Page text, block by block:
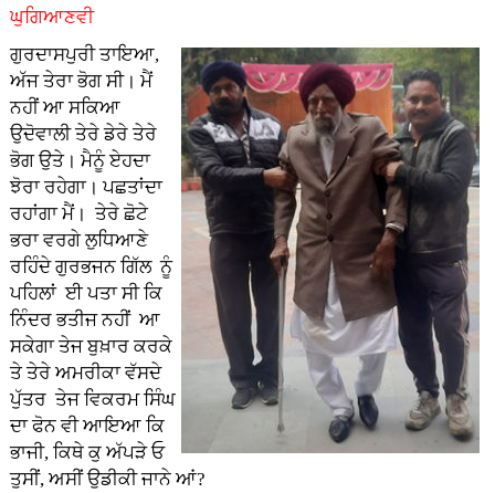
ਘੁਗਿਆਣਵੀ
ਗੁਰਦਾਸਪੁਰੀ ਤਾਇਆ,
ਅੱਜ ਤੇਰਾ ਭੋਗ ਸੀ। ਮੈਂ
ਨਹੀਂ ਆ ਸਕਿਆ
ਉਦੋਵਾਲੀ ਤੇਰੇ ਡੇਰੇ ਤੇਰੇ
ਭੋਗ ਉਤੇ। ਮੈਨੂੰ ਏਹਦਾ
ਝੋਰਾ ਰਹੇਗਾ। ਪਛਤਾਂਦਾ
ਰਹਾਂਗਾ ਮੈਂ। ਤੇਰੇ ਛੋਟੇ
ਭਰਾ ਵਰਗੇ ਲੁਧਿਆਣੇ
ਰਹਿੰਦੇ ਗੁਰਭਜਨ ਗਿੱਲ ਨੂੰ
ਪਹਿਲਾਂ ਈ ਪਤਾ ਸੀ ਕਿ
ਨਿੰਦਰ ਭਤੀਜ ਨਹੀਂ ਆ
ਸਕੇਗਾ ਤੇਜ ਬੁਖ਼ਾਰ ਕਰਕੇ
ਤੇ ਤੇਰੇ ਅਮਰੀਕਾ ਵੱਸਦੇ
ਪੁੱਤਰ ਤੇਜ ਵਿਕਰਮ ਸਿੰਘ
ਦਾ ਫੋਨ ਵੀ ਆਇਆ ਕਿ
ਭਾਜੀ, ਕਿਥੇ ਕੁ ਅੱਪੜੇ ਓ
ਤੁਸੀਂ, ਅਸੀਂ ਉਡੀਕੀ ਜਾਨੇ ਆਂ?